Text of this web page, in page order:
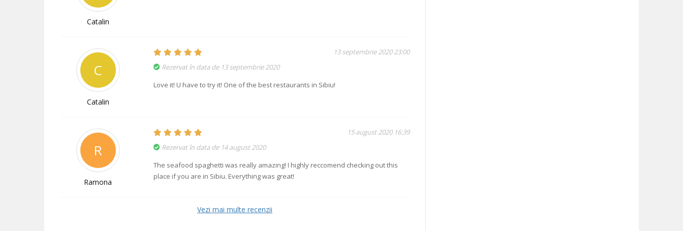
Catalin
C
Catalin
13 septembrie 2020 23:00
Rezervat în data de 13 septembrie 2020
Love it! U have to try it! One of the best restaurants in Sibiu!
R
Ramona
15 august 2020 16:39
Rezervat în data de 14 august 2020
The seafood spaghetti was really amazing! I highly reccomend checking out this
place if you are in Sibiu. Everything was great!
Vezi mai multe recenzii